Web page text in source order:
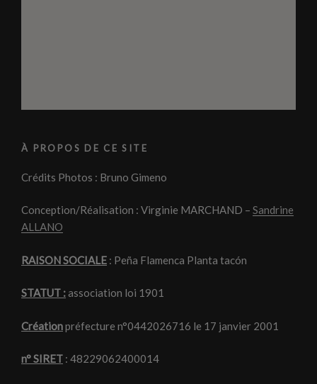
À PROPOS DE CE SITE
Crédits Photos : Bruno Gimeno
Conception/Réalisation : Virginie MARCHAND – Sandrine
ALLANO
RAISON SOCIALE : Peña Flamenca Planta tacón
STATUT :association loi 1901
Créationpréfecture n°0442026716 le 17 janvier 2001
n° SIRET : 48229062400014